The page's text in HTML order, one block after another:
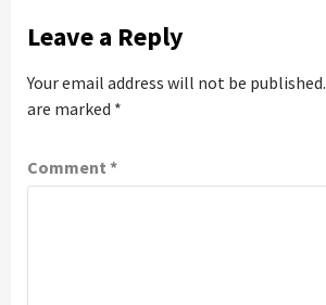
Leave a Reply
Your email address will not be published.
are marked *
Comment *